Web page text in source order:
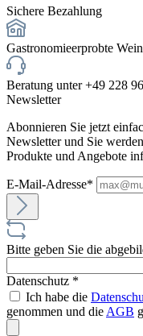
Sichere Bezahlung
Gastronomieerprobte
Beratung unter +49 228
Newsletter
Abonnieren Sie jetzt
Newsletter und Sie
Produkte und Angebote
E-Mail-Adresse*
Bitte geben Sie die
Datenschutz *
Ich habe die
genommen und die AGB